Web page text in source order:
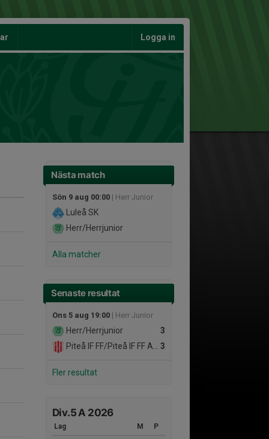
Logga in
Nästa match
Sön 9 aug 00:00 | Herr Junior
Luleå SK
Herr/Herrjunior
Alla matcher
Senaste resultat
Ons 5 aug 19:00 | Herr Junior
3
Herr/Herrjunior
3
Piteå IF FF/Piteå IF FF Akademi
Fler resultat
Div.5 A 2026
Lag M P